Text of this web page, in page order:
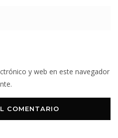
y web en este navegador